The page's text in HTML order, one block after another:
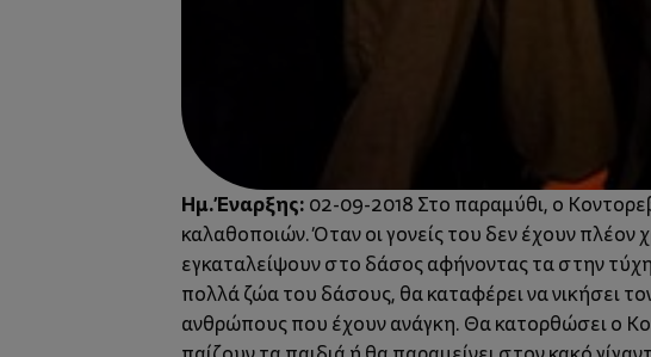
Ημ. Έναρξης: 02-09-2018 Στο παραμύθι, ο
καλαθοποιών. Όταν οι γονείς του δεν έχουν
εγκαταλείψουν στο δάσος αφήνοντας τα στην
πολλά ζώα του δάσους, θα καταφέρει να νικήσει
ανθρώπους που έχουν ανάγκη. Θα κατορθώσει ο